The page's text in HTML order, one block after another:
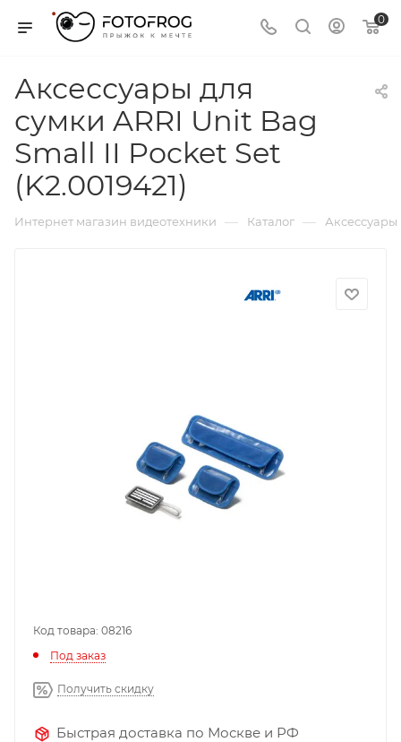
0
Аксессуары для
сумки ARRI Unit Bag
Small II Pocket Set
(K2.0019421)
Интернет магазин видеотехники — Каталог — Аксессуары
Код товара: 08216
Под заказ
Получить скидку
Быстрая доставка по Москве и РФ